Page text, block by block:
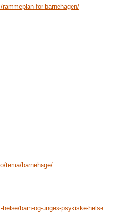
for-barnehagen/
tema/barnehage/
barn-og-unges-psykiske-helse